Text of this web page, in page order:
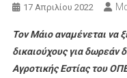
17 Απριλίου 2022
Τον Μάιο αναμένεται να
δικαιούχους για δωρεάν
Αγροτικής Εστίας του